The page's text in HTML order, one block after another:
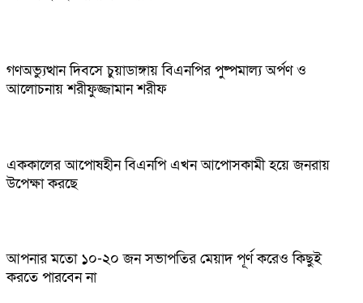
গণঅভ্যুত্থান দিবসে চুয়াডাঙ্গায় বিএনপির পুষ্পমাল্য অর্পণ ও
আলোচনায় শরীফুজ্জামান শরীফ
এককালের আপোষহীন বিএনপি এখন আপোসকামী হয়ে জনরায়
উপেক্ষা করছে
আপনার মতো ১০-২০ জন সভাপতির মেয়াদ পূর্ণ করেও কিছুই
করতে পারবেন না